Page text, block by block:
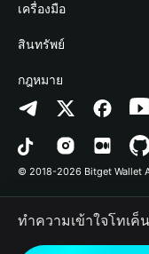
ข่าวสารด้านคริปโต
ศูนย์ช่วยเหลือ
ติดต่อเรา
ทรัพยากรข้อมูลของแบร
อาชีพ
Payfi Crypto
Crypto Swap API
Altcoin Season Index
Prediction Markets
DApp
RWA
เชื่อมต่อ Wallet
Bitget Wallet Pay
ลิสต์โปรเจกต์
Protection Fund
เทคโนโลยีความปลอดภัย
เครื่องมือ
ซื้อคริปโต
การตรวจจับการอนุญาต
การตรวจจับสัญญา
การโอนเป็นชุด
สินทรัพย์
Arbitrum
Avalanche
Bitcoin
Polygon
กฎหมาย
นโยบายความเป็นส่วนตัว
ข้อตกลงในการใช้บริกา
© 2018-2026 Bitget Wallet
ทำความเข้าใจโทเค็